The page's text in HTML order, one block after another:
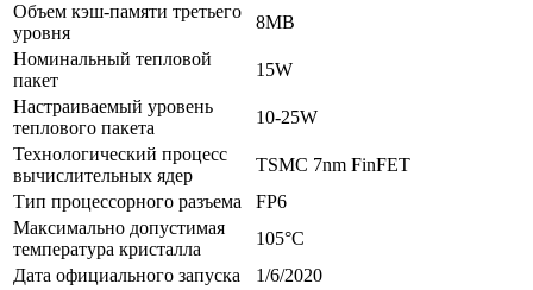
Объем кэш-памяти третьего
уровня
8MB
Номинальный тепловой
пакет
15W
Настраиваемый уровень
теплового пакета
10-25W
Технологический процесс
вычислительных ядер
TSMC 7nm FinFET
Тип процессорного разъема
FP6
Максимально допустимая
температура кристалла
105°C
Дата официального запуска
1/6/2020